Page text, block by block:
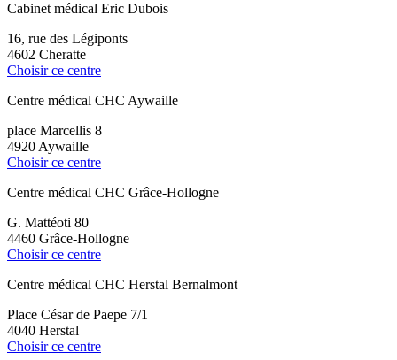
Cabinet médical Eric Dubois
16, rue des Légiponts
4602 Cheratte
Choisir ce centre
Centre médical CHC Aywaille
place Marcellis 8
4920 Aywaille
Choisir ce centre
Centre médical CHC Grâce-Hollogne
G. Mattéoti 80
4460 Grâce-Hollogne
Choisir ce centre
Centre médical CHC Herstal Bernalmont
Place César de Paepe 7/1
4040 Herstal
Choisir ce centre